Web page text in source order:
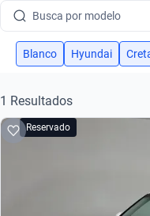
Busca por modelo
Busca por versión
Busca por marca
Blanco Hyundai
1 Resultados
Reservado